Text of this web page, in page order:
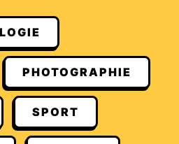
PHOTOGRAPHIE
SPORT